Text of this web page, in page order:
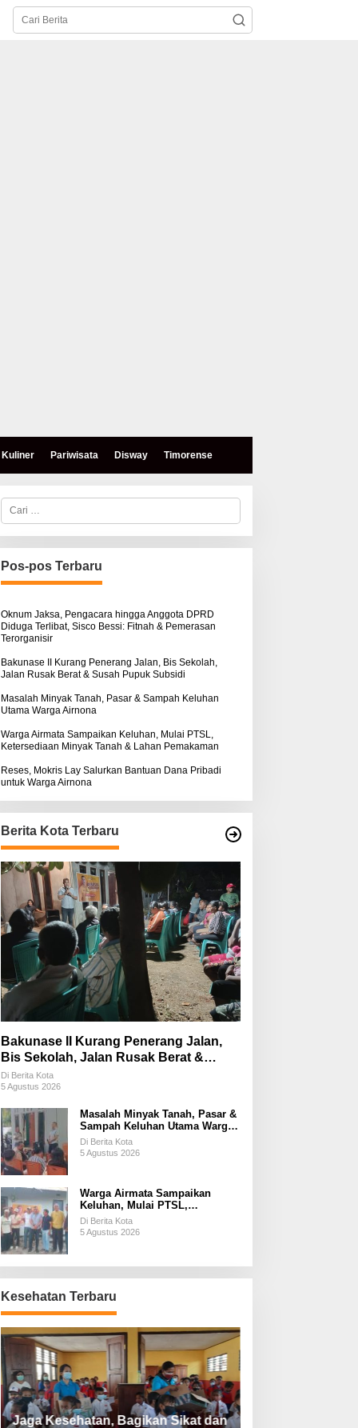
Kuliner Pariwisata Disway Timorense
Mokris Lay Salurkan
Warga Airnona
Hukum Kasus Sebastian
Bokol Sarat Rekayasa
C
r
i
u
n
u
:
Pos-pos Terbaru
Oknum Jaksa, Pengacara hingga Anggota DPRD
Diduga Terlibat, Sisco Bessi: Fitnah & Pemerasan
Terorganisir
Bakunase II Kurang Penerang Jalan, Bis Sekolah,
Jalan Rusak Berat & Susah Pupuk Subsidi
Masalah Minyak Tanah, Pasar & Sampah Keluhan
Utama Warga Airnona
Warga Airmata Sampaikan Keluhan, Mulai PTSL,
Ketersediaan Minyak Tanah & Lahan Pemakaman
Reses, Mokris Lay Salurkan Bantuan Dana Pribadi
untuk Warga Airnona
Berita Kota Terbaru
Bakunase II Kurang Penerang Jalan,
Bis Sekolah, Jalan Rusak Berat &
Susah Pupuk Subsidi
Di Berita Kota
5 Agustus 2026
Masalah Minyak Tanah, Pasar &
Sampah Keluhan Utama Warga
Airnona
Di Berita Kota
5 Agustus 2026
Warga Airmata Sampaikan
Keluhan, Mulai PTSL,
Ketersediaan Minyak Tanah &
Lahan Pemakaman
Di Berita Kota
5 Agustus 2026
Kesehatan Terbaru
Jaga Kesehatan, Bagikan Sikat dan